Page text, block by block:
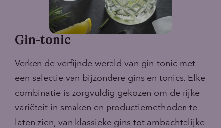
Gin-tonic
Verken de verfijnde wereld van gin-tonic met
een selectie van bijzondere gins en tonics. Elke
combinatie is zorgvuldig gekozen om de rijke
variëteit in smaken en productiemethoden te
laten zien, van klassieke gins tot ambachtelijke